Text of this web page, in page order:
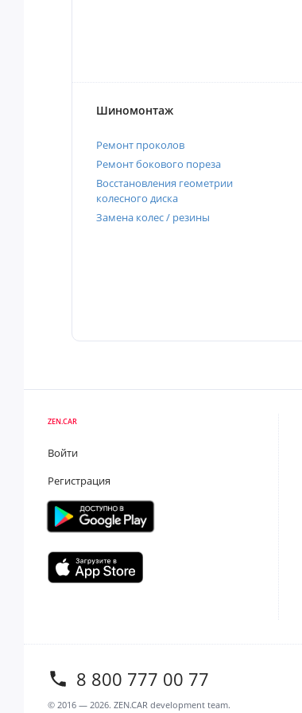
Шиномонтаж
Ремонт проколов
Ремонт бокового пореза
Восстановления геометрии
колесного диска
Замена колес / резины
ZEN.CAR
Войти
Регистрация
8 800 777 00 77
© 2016 — 2026. ZEN.CAR development team.